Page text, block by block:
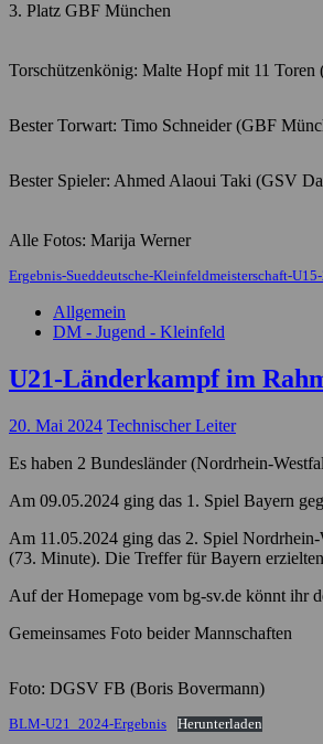
3. Platz GBF München
Torschützenkönig: Malte Hopf mit 11
Bester Torwart: Timo Schneider (GBF
Bester Spieler: Ahmed Alaoui Taki (GSV
Alle Fotos: Marija Werner
Ergebnis-Sueddeutsche-Kleinfeldmeisterschaft-
Allgemein
DM - Jugend - Kleinfeld
U21-Länderkampf im
20. Mai 2024 Technischer Leiter
Es haben 2 Bundesländer (Nordrhein-
Am 09.05.2024 ging das 1. Spiel Bayern
Am 11.05.2024 ging das 2. Spiel
(73. Minute). Die Treffer für Bayern
Auf der Homepage vom bg-sv.de könnt ihr
Gemeinsames Foto beider Mannschaften
Foto: DGSV FB (Boris Bovermann)
BLM-U21_2024-Ergebnis Herunterladen